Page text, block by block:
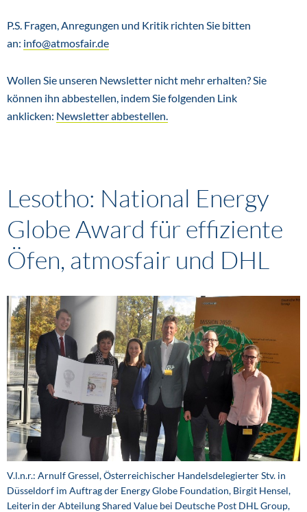
P.S. Fragen, Anregungen und Kritik richten Sie bitten
an: info@atmosfair.de
Wollen Sie unseren Newsletter nicht mehr erhalten? Sie
können ihn abbestellen, indem Sie folgenden Link
anklicken: Newsletter abbestellen.
Lesotho: National Energy
Globe Award für effiziente
Öfen, atmosfair und DHL
V.l.n.r.: Arnulf Gressel, Österreichischer Handelsdelegierter Stv. in
Düsseldorf im Auftrag der Energy Globe Foundation, Birgit Hensel,
Leiterin der Abteilung Shared Value bei Deutsche Post DHL Group,